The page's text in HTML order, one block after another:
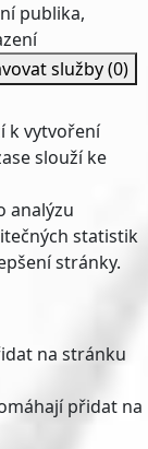
publika,
služby(0)
k vytvoření
slouží ke
analýzu
statistik
stránky.
na stránku
přidat na